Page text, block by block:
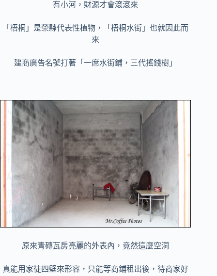
有小河，財源才會滾滾來
「梧桐」是榮縣代表性植物，「梧桐水街」也就因此而
來
建商廣告名號打著「一席水街鋪，三代搖錢樹」
原來青磚瓦房亮麗的外表內，竟然這麼空洞
真能用家徒四壁來形容，只能等商鋪租出後，待商家好